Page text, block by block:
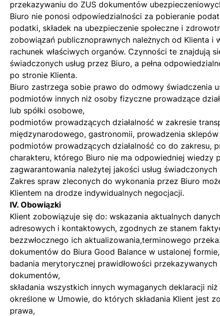
przekazywaniu do ZUS dokumentów
Biuro nie ponosi odpowiedzialności za pobieranie
podatki, składek na ubezpieczenie społeczne i
zobowiązań publicznoprawnych należnych od Klienta i
rachunek właściwych organów. Czynności te znajdują
świadczonych usług przez Biuro, a pełna
po stronie Klienta.
Biuro zastrzega sobie prawo do odmowy świadczenia
podmiotów innych niż osoby fizyczne prowadzące
lub spółki osobowe,
podmiotów prowadzących działalność w zakresie
międzynarodowego, gastronomii, prowadzenia
podmiotów prowadzących działalność co do zakresu,
charakteru, którego Biuro nie ma odpowiedniej wiedzy
zagwarantowania należytej jakości usług
Zakres spraw zleconych do wykonania przez Biuro
Klientem na drodze indywidualnych negocjacji.
IV. Obowiązki
Klient zobowiązuje się do: wskazania aktualnych
adresowych i kontaktowych, zgodnych ze stanem
bezzwłocznego ich aktualizowania,terminowego
dokumentów do Biura Good Balance w ustalonej formie,
badania merytorycznej prawidłowości przekazywanych
dokumentów,
składania wszystkich innych wymaganych deklaracji
określone w Umowie, do których składania Klient jest
prawa,